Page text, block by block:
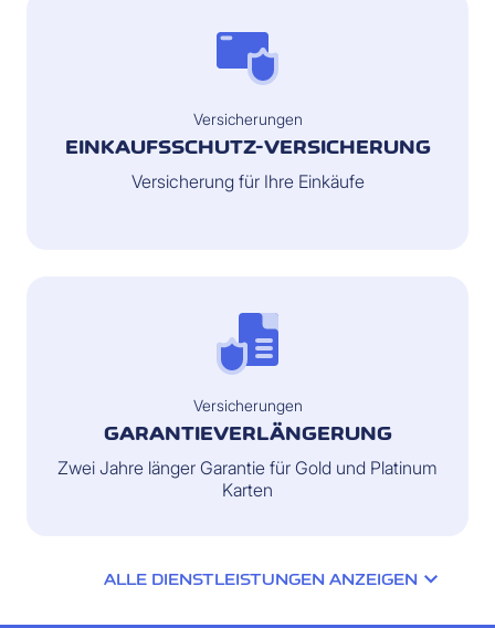
Versicherungen
EINKAUFSSCHUTZ-VERSICHERUNG
Versicherung für Ihre Einkäufe
Versicherungen
GARANTIEVERLÄNGERUNG
Zwei Jahre länger Garantie für Gold und Platinum
Karten
ALLE DIENSTLEISTUNGEN ANZEIGEN